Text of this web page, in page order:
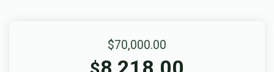
$70,000.00